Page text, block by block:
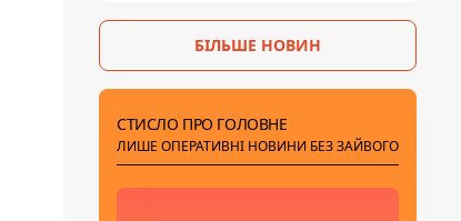
бензин
БІЛЬШЕ НОВИН
СТИСЛО ПРО ГОЛОВНЕ
ЛИШЕ ОПЕРАТИВНІ НОВИНИ БЕЗ ЗАЙВОГО